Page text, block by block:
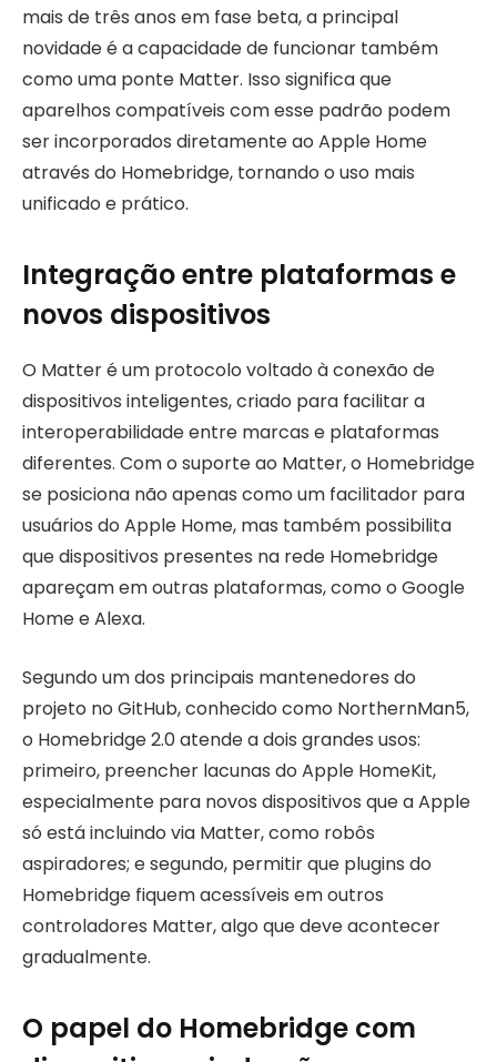
mais de três anos em fase beta, a principal
novidade é a capacidade de funcionar também
como uma ponte Matter. Isso significa que
aparelhos compatíveis com esse padrão podem
ser incorporados diretamente ao Apple Home
através do Homebridge, tornando o uso mais
unificado e prático.
Integração entre plataformas e
novos dispositivos
O Matter é um protocolo voltado à conexão de
dispositivos inteligentes, criado para facilitar a
interoperabilidade entre marcas e plataformas
diferentes. Com o suporte ao Matter, o Homebridge
se posiciona não apenas como um facilitador para
usuários do Apple Home, mas também possibilita
que dispositivos presentes na rede Homebridge
apareçam em outras plataformas, como o Google
Home e Alexa.
Segundo um dos principais mantenedores do
projeto no GitHub, conhecido como NorthernMan5,
o Homebridge 2.0 atende a dois grandes usos:
primeiro, preencher lacunas do Apple HomeKit,
especialmente para novos dispositivos que a Apple
só está incluindo via Matter, como robôs
aspiradores; e segundo, permitir que plugins do
Homebridge fiquem acessíveis em outros
controladores Matter, algo que deve acontecer
gradualmente.
O papel do Homebridge com